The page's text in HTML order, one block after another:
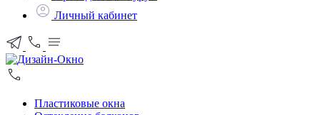
Личный кабинет
Пластиковые окна